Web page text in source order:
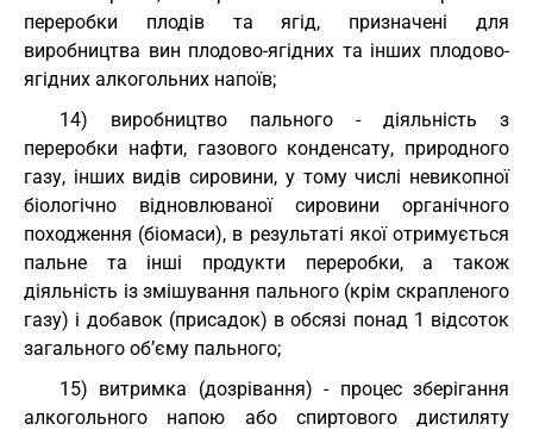
переробки плодів та ягід, призначені для
виробництва вин плодово-ягідних та інших плодово-
ягідних алкогольних напоїв;
14) виробництво пального - діяльність з
переробки нафти, газового конденсату, природного
газу, інших видів сировини, у тому числі невикопної
біологічно відновлюваної сировини органічного
походження (біомаси), в результаті якої отримується
пальне та інші продукти переробки, а також
діяльність із змішування пального (крім скрапленого
газу) і добавок (присадок) в обсязі понад 1 відсоток
загального об’єму пального;
15) витримка (дозрівання) - процес зберігання
алкогольного напою або спиртового дистиляту